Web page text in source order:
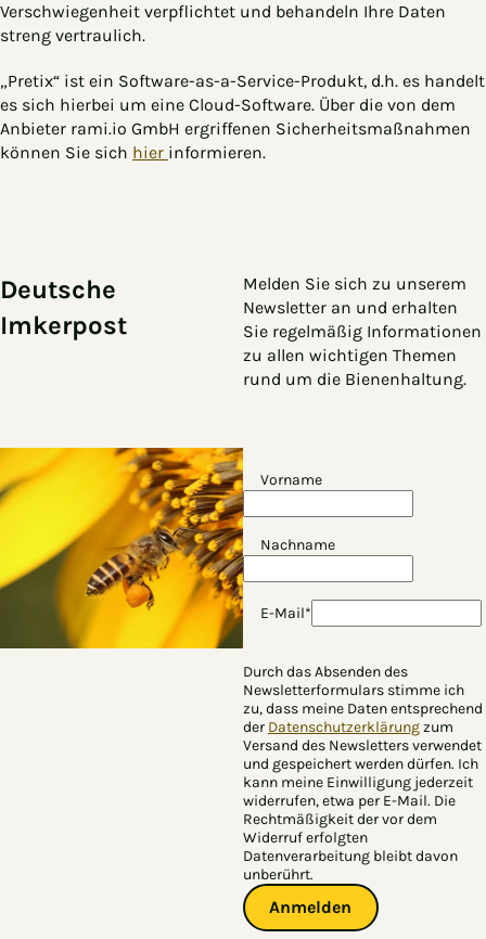
Verschwiegenheit verpflichtet und behandeln Ihre Daten
streng vertraulich.
„Pretix“ ist ein Software-as-a-Service-Produkt, d.h. es handelt
es sich hierbei um eine Cloud-Software. Über die von dem
Anbieter rami.io GmbH ergriffenen Sicherheitsmaßnahmen
können Sie sich hier informieren.
Deutsche
Imkerpost
Melden Sie sich zu unserem
Newsletter an und erhalten
Sie regelmäßig Informationen
zu allen wichtigen Themen
rund um die Bienenhaltung.
Vorname
Nachname
E-Mail*
Durch das Absenden des
Newsletterformulars stimme ich
zu, dass meine Daten entsprechend
der Datenschutzerklärungzum
Versand des Newsletters verwendet
und gespeichert werden dürfen. Ich
kann meine Einwilligung jederzeit
widerrufen, etwa per E-Mail. Die
Rechtmäßigkeit der vor dem
Widerruf erfolgten
Datenverarbeitung bleibt davon
unberührt.
Anmelden